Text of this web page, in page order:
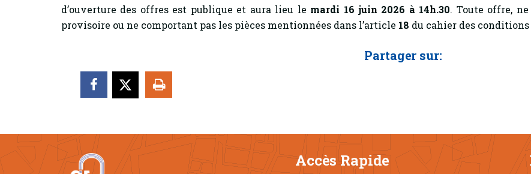
d’ouverture des offres est publique et aura lieu le mardi 16 juin 2026 à 14h.30. Toute offre,
provisoire ou ne comportant pas les pièces mentionnées dans l’article 18 du cahier des conditions
Partager sur:
Accès Rapide